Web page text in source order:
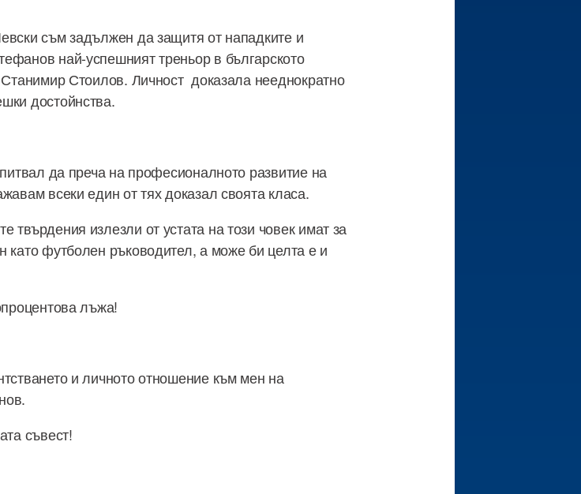
съм задължен да защитя от нападките и
най-успешният треньор в българското
Стоилов. Личност доказала нееднократно
достойнства.
да преча на професионалното развитие на
всеки един от тях доказал своята класа.
твърдения излезли от устата на този човек имат за
футболен ръководител, а може би целта е и
лъжа!
и личното отношение към мен на
съвест!